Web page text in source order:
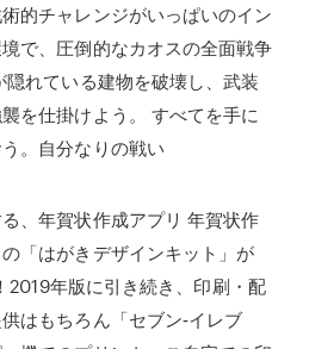
的チャレンジがいっぱいのイン
で、圧倒的なカオスの全面戦争
隠れている建物を破壊し、武装
を仕掛けよう。 すべてを手に
。自分なりの戦い
、年賀状作成アプリ 年賀状作
「はがきデザインキット」が
2019年版に引き続き、印刷・配
はもちろん「セブン‐イレブ